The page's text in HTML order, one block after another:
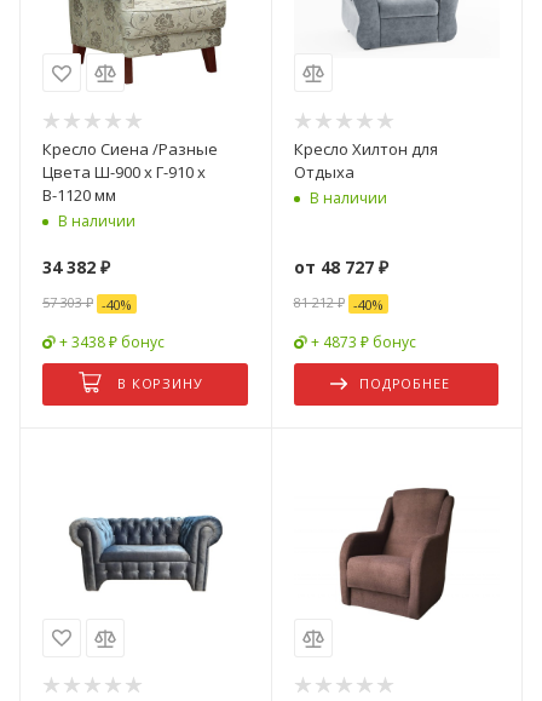
Кресло Сиена /Разные
Цвета Ш-900 х Г-910 х
В-1120 мм
В наличии
34 382 ₽
57 303₽ -40%
+ 3438 ₽ бонус
В КОРЗИНУ
Кресло Хилтон для
Отдыха
В наличии
от 48 727 ₽
81 212 ₽ -40%
+ 4873 ₽ бонус
ПОДРОБНЕЕ